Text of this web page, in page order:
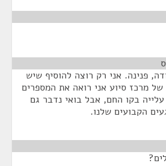
פנינה. אני רק רוצה להוסיף שיש
של מרכז סיוע אני רואה את המספרים
בקו החם, אבל בואי נדבר גם
הקבועים שלנו.